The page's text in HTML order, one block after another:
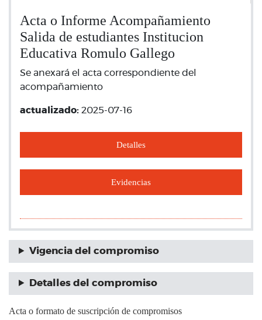
Acta o Informe Acompañamiento
Salida de estudiantes Institucion
Educativa Romulo Gallego
Se anexará el acta correspondiente del
acompañamiento
actualizado: 2025-07-16
Detalles
Evidencias
Vigencia del compromiso
Detalles del compromiso
Acta o formato de suscripción de compromisos